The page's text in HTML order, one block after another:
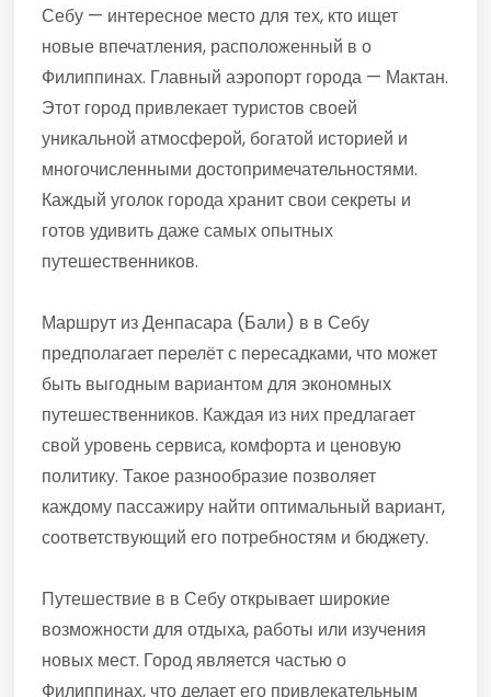
Себу — интересное место для тех, кто ищет
новые впечатления, расположенный в о
Филиппинах. Главный аэропорт города — Мактан.
Этот город привлекает туристов своей
уникальной атмосферой, богатой историей и
многочисленными достопримечательностями.
Каждый уголок города хранит свои секреты и
готов удивить даже самых опытных
путешественников.
Маршрут из Денпасара (Бали) в в Себу
предполагает перелёт с пересадками, что может
быть выгодным вариантом для экономных
путешественников. Каждая из них предлагает
свой уровень сервиса, комфорта и ценовую
политику. Такое разнообразие позволяет
каждому пассажиру найти оптимальный вариант,
соответствующий его потребностям и бюджету.
Путешествие в в Себу открывает широкие
возможности для отдыха, работы или изучения
новых мест. Город является частью о
Филиппинах, что делает его привлекательным